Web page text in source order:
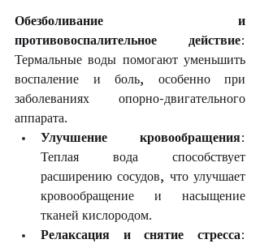
Обезболивание и
противовоспалительное действие:
Термальные воды помогают уменьшить
воспаление и боль, особенно при
заболеваниях опорно-двигательного
аппарата.
Улучшение кровообращения:
Теплая вода способствует
расширению сосудов, что улучшает
кровообращение и насыщение
тканей кислородом.
Релаксация и снятие стресса: